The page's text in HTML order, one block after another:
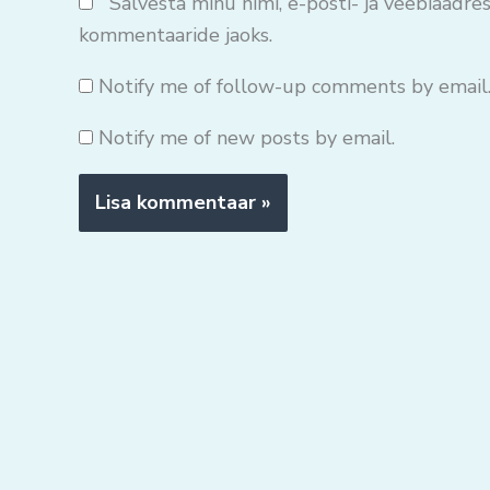
kommentaaride jaoks.
Notify me of follow-up comments by email.
Notify me of new posts by email.